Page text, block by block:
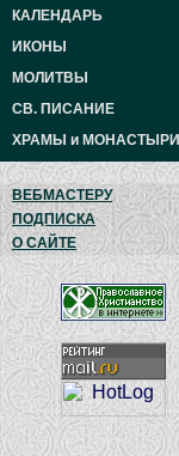
КАЛЕНДАРЬ
ИКОНЫ
МОЛИТВЫ
СВ. ПИСАНИЕ
ХРАМЫ и МОНАСТЫРИ
ВЕБМАСТЕРУ
ПОДПИСКА
О САЙТЕ